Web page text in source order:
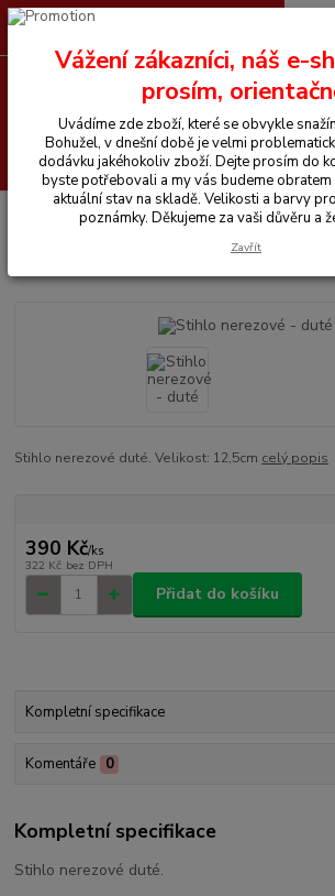
+420 605 255 500
Vše pro koně Stihlo nerezové - duté
Stihlo nerezové - duté
Stihlo nerezové duté. Velikost: 12,5cm celý popis
390 Kč/ks
322 Kč bez DPH
Přidat do košíku
Kompletní specifikace
Komentáře 0
Kompletní specifikace
Stihlo nerezové duté.
Vážení zákazníci, náš e-
prosím,
Uvádíme zde zboží, které se obvykle
Bohužel, v dnešní době je velmi
dodávku jakéhokoliv zboží. Dejte prosím do
byste potřebovali a my vás budeme
aktuální stav na skladě. Velikosti a barvy
poznámky. Děkujeme za vaši důvěru a
Zavřít